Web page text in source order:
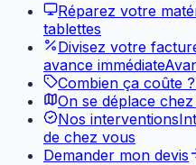
Réparez votre
tablettes
Divisez votre
avance immédiate
Combien ça coûte ?
On se déplace
Nos interventions
de chez vous
Demander mon devis